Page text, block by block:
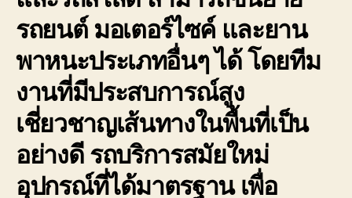
รถยนต์ มอเตอร์ไซค์ และยาน
พาหนะประเภทอื่นๆ ได้ โดยทีม
งานที่มีประสบการณ์สูง
เชี่ยวชาญเส้นทางในพื้นที่เป็น
อย่างดี รถบริการสมัยใหม่
อุปกรณ์ที่ได้มาตรฐาน เพื่อ